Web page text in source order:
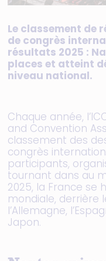
Le classement de
de congrès
résultats 2025 :
places et atteint
niveau national.
Chaque année,
and Convention
classement des
congrès
participants,
tournant dans au
2025, la France se
mondiale, derrière
l’Allemagne,
Japon.